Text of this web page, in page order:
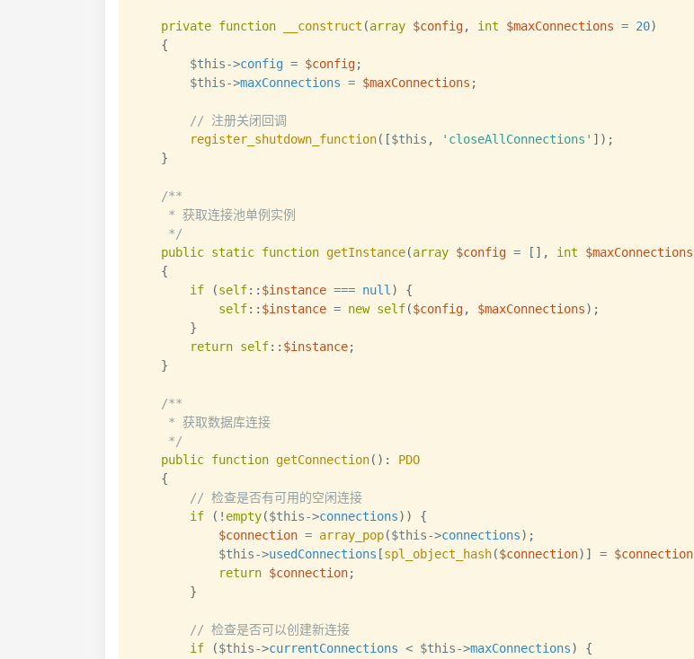
private function __construct (array $config, int $maxConnections = 20)
{
$this->config = $config;
$this->maxConnections = $maxConnections ;
// 注册关闭回调
register_shutdown_function( [$this , 'closeAllConnections' ] ) ;
}
/**
     * 获取连接池单例实例
     */
public static function getInstance(array $config = [ ] , int $maxConnections
{
if
(self:: $instance === null )
{
self:: $instance = new self($config, $maxConnections) ;
}
return self:: $instance;
}
/**
     * 获取数据库连接
     */
public function getConnection( ) :
PDO
{
// 检查是否有可用的空闲连接
if
( ! empty($this->connections) )
{
$connection = array_pop($this->connections) ;
$this->usedConnections [spl_object_hash($connection) ] = $connection
return $connection;
}
// 检查是否可以创建新连接
if
($this->currentConnections < $this->maxConnections)
{